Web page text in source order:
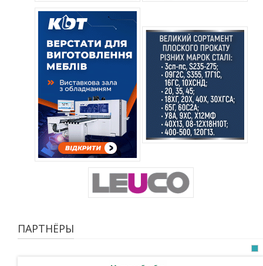
ПАРТНЁРЫ